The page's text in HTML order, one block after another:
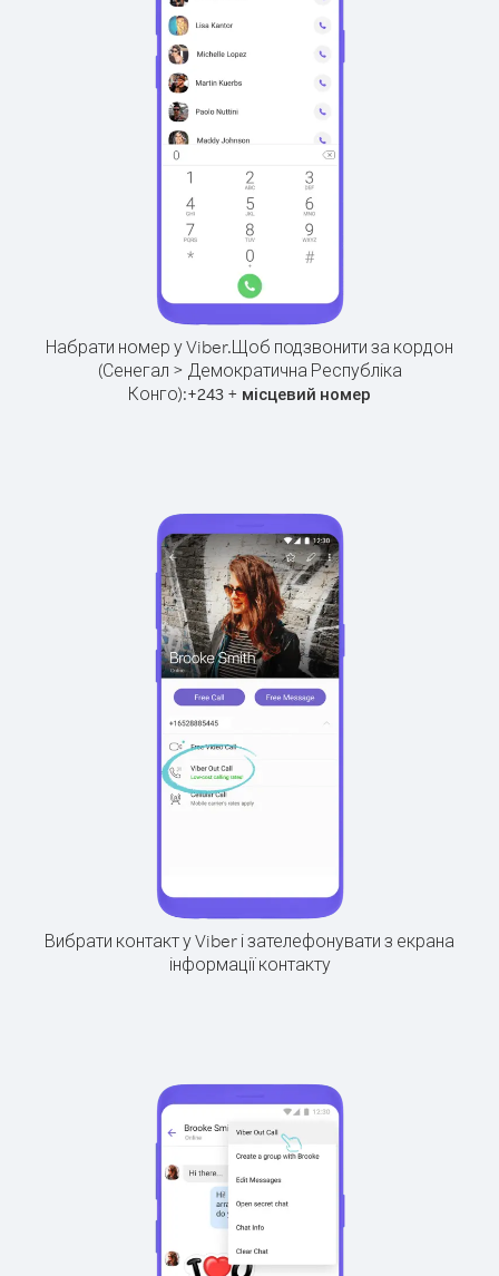
Набрати номер у Viber.Щоб подзвонити за кордон
(Сенегал > Демократична Республіка
Конго):+243 + місцевий номер
Вибрати контакт у Viber і зателефонувати з екрана
інформації контакту